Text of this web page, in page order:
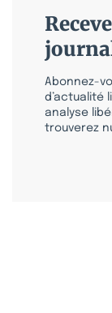
Abonnez-
d’actualité
analyse
trouverez